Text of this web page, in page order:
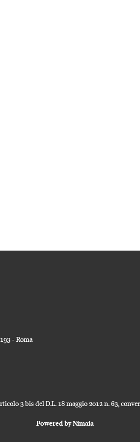
- Roma
3 bis del D.L. 18 maggio 2012 n. 63,
Powered by Nimaia